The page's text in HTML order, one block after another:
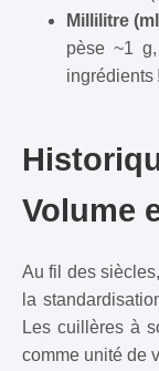
Millilitre
pèse ~1
ingrédients !
Volume
Au fil des
la
Les cuillères à
comme unité de